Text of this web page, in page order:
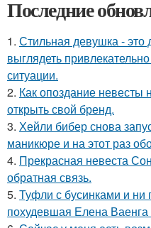
Последние
1. Стильная девушка - это
выглядеть
ситуации.
2. Как опоздание невесты
открыть свой бренд.
3. Хейли бибер снова
маникюре и на этот раз
4. Прекрасная невеста
обратная связь.
5. Туфли с бусинками и ни
похудевшая Елена